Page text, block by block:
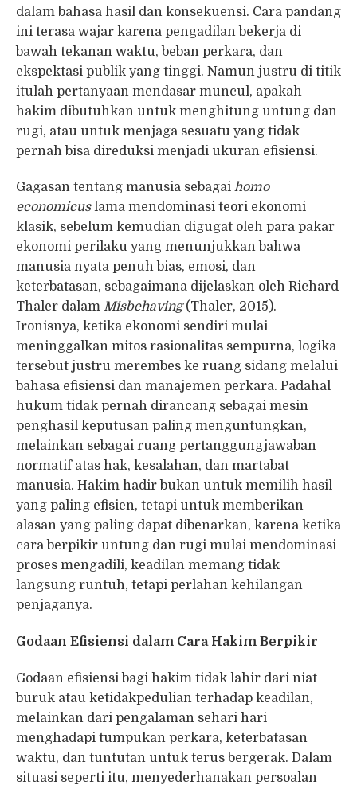
dalam bahasa hasil dan konsekuensi. Cara pandang
ini terasa wajar karena pengadilan bekerja di
bawah tekanan waktu, beban perkara, dan
ekspektasi publik yang tinggi. Namun justru di titik
itulah pertanyaan mendasar muncul, apakah
hakim dibutuhkan untuk menghitung untung dan
rugi, atau untuk menjaga sesuatu yang tidak
pernah bisa direduksi menjadi ukuran efisiensi.
Gagasan tentang manusia sebagai homo
economicuslama mendominasi teori ekonomi
klasik, sebelum kemudian digugat oleh para pakar
ekonomi perilaku yang menunjukkan bahwa
manusia nyata penuh bias, emosi, dan
keterbatasan, sebagaimana dijelaskan oleh Richard
Thaler dalam Misbehaving(Thaler, 2015).
Ironisnya, ketika ekonomi sendiri mulai
meninggalkan mitos rasionalitas sempurna, logika
tersebut justru merembes ke ruang sidang melalui
bahasa efisiensi dan manajemen perkara. Padahal
hukum tidak pernah dirancang sebagai mesin
penghasil keputusan paling menguntungkan,
melainkan sebagai ruang pertanggungjawaban
normatif atas hak, kesalahan, dan martabat
manusia. Hakim hadir bukan untuk memilih hasil
yang paling efisien, tetapi untuk memberikan
alasan yang paling dapat dibenarkan, karena ketika
cara berpikir untung dan rugi mulai mendominasi
proses mengadili, keadilan memang tidak
langsung runtuh, tetapi perlahan kehilangan
penjaganya.
Godaan Efisiensi dalam Cara Hakim Berpikir
Godaan efisiensi bagi hakim tidak lahir dari niat
buruk atau ketidakpedulian terhadap keadilan,
melainkan dari pengalaman sehari hari
menghadapi tumpukan perkara, keterbatasan
waktu, dan tuntutan untuk terus bergerak. Dalam
situasi seperti itu, menyederhanakan persoalan